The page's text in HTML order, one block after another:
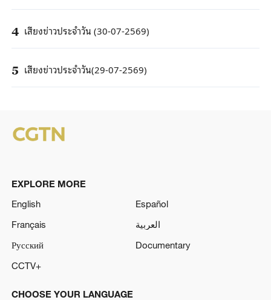
4 เสียงข่าวประจำวัน (30-07-2569)
5 เสียงข่าวประจำวัน(29-07-2569)
EXPLORE MORE
English
Español
Français
العربية
Русский
Documentary
CCTV+
CHOOSE YOUR LANGUAGE